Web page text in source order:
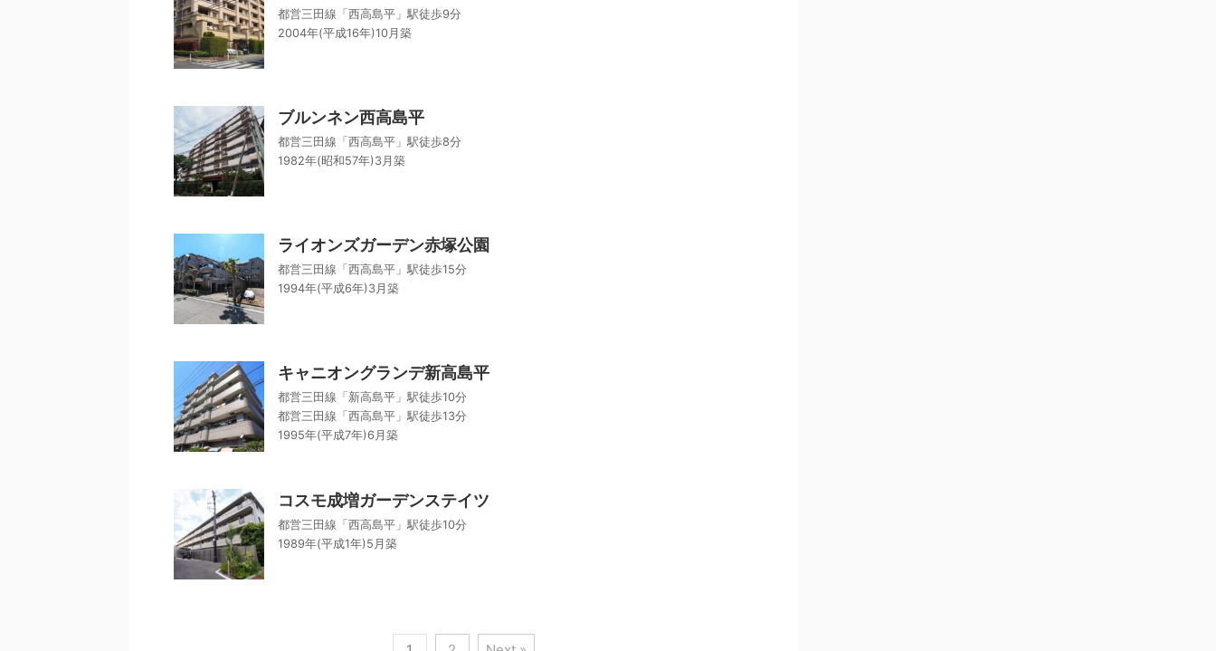
都営三田線「西高島平」駅徒歩9分
2004年(平成16年)10月築
ブルンネン西高島平
都営三田線「西高島平」駅徒歩8分
1982年(昭和57年)3月築
ライオンズガーデン赤塚公園
都営三田線「西高島平」駅徒歩15分
1994年(平成6年)3月築
キャニオングランデ新高島平
都営三田線「新高島平」駅徒歩10分
都営三田線「西高島平」駅徒歩13分
1995年(平成7年)6月築
コスモ成増ガーデンステイツ
都営三田線「西高島平」駅徒歩10分
1989年(平成1年)5月築